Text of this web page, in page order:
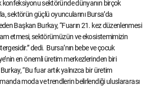
konfeksiyonu sektöründe dünyanın birçok
sektörün güçlü oyuncularını Bursa’da
Başkan Burkay, “Fuarın 21. kez düzenlenmesi
etmesi, sektörümüzün ve ekosistemimizin
dedi. Bursa’nın bebe ve çocuk
en önemli üretim merkezlerinden biri
“Bu fuar artık yalnızca bir üretim
moda ve trendlerin belirlendiği uluslararası